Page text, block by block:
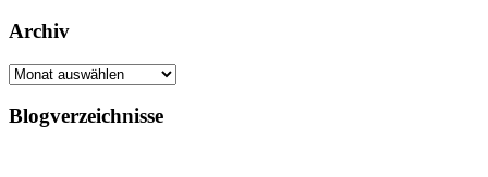
Archiv
Archiv
Blogverzeichnisse